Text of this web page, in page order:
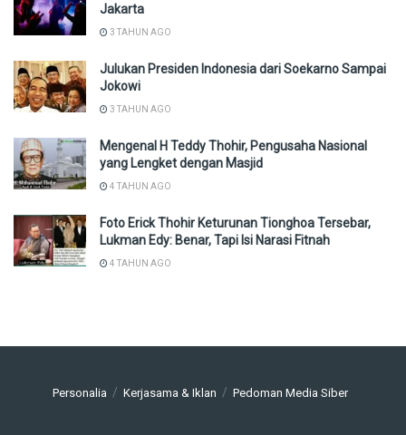
Jakarta
3 TAHUN AGO
Julukan Presiden Indonesia dari Soekarno Sampai
Jokowi
3 TAHUN AGO
Mengenal H Teddy Thohir, Pengusaha Nasional
yang Lengket dengan Masjid
4 TAHUN AGO
Foto Erick Thohir Keturunan Tionghoa Tersebar,
Lukman Edy: Benar, Tapi Isi Narasi Fitnah
4 TAHUN AGO
Personalia Kerjasama & Iklan Pedoman Media Siber